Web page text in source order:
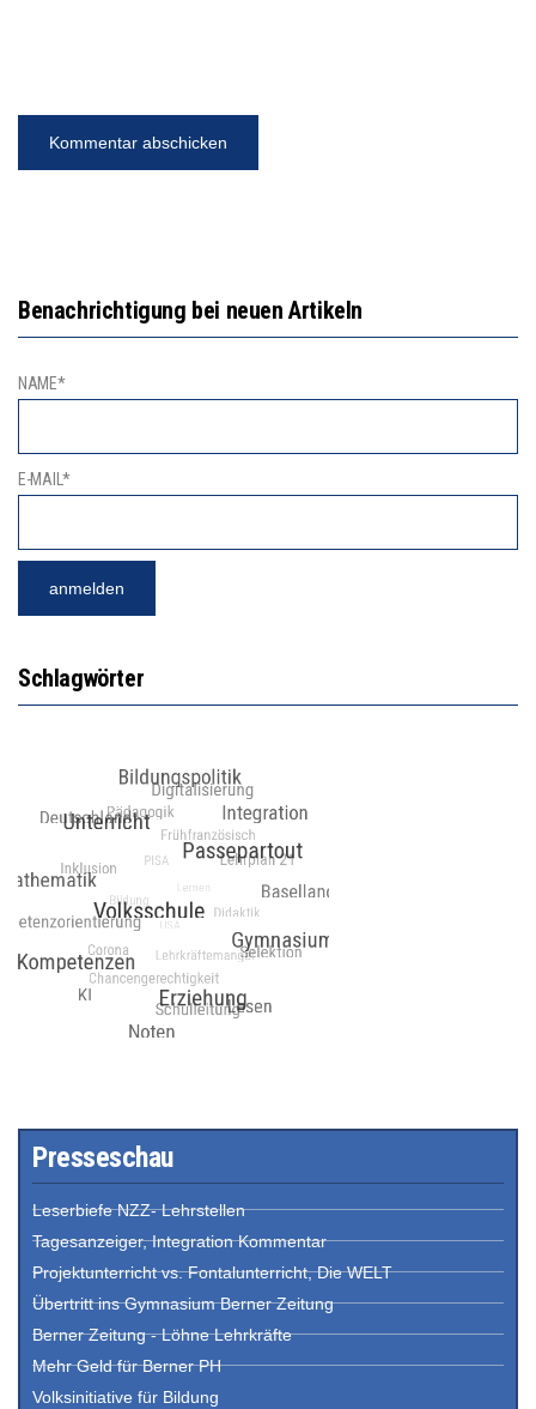
Benachrichtigung bei neuen Artikeln
NAME*
E-MAIL*
Schlagwörter
Presseschau
Leserbiefe NZZ- Lehrstellen
Tagesanzeiger, Integration Kommentar
Projektunterricht vs. Fontalunterricht, Die WELT
Übertritt ins Gymnasium Berner Zeitung
Berner Zeitung - Löhne Lehrkräfte
Mehr Geld für Berner PH
Volksinitiative für Bildung